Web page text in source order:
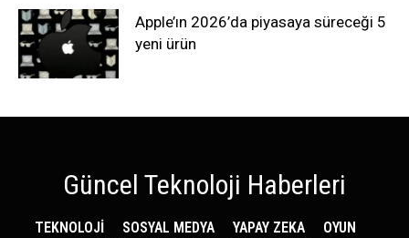
Apple’ın 2026’da piyasaya süreceği 5
yeni ürün
Güncel Teknoloji Haberleri
TEKNOLOJİ SOSYAL MEDYA YAPAY ZEKA
OYUN